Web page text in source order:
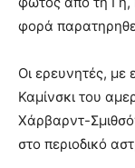
φορά
Οι ερευνητές,
Καμίνσκι του
Χάρβαρντ-
στο περιοδικό